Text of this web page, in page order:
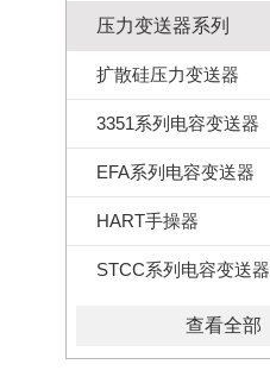
压力变送器系列
扩散硅压力变送器
3351系列电容变送器
EFA系列电容变送器
HART手操器
STCC系列电容变送器
查看全部